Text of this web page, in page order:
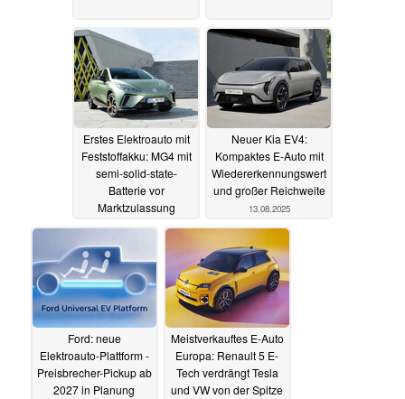
Erstes Elektroauto mit
Feststoffakku: MG4 mit
semi-solid-state-
Batterie vor
Marktzulassung
17.08.2025
Neuer Kia EV4:
Kompaktes E-Auto mit
Wiedererkennungswert
und großer Reichweite
13.08.2025
Ford: neue
Elektroauto-Plattform -
Preisbrecher-Pickup ab
2027 in Planung
Meistverkauftes E-Auto
Europa: Renault 5 E-
Tech verdrängt Tesla
und VW von der Spitze